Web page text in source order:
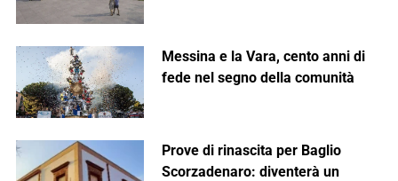
Messina e la Vara, cento anni di
fede nel segno della comunità
Prove di rinascita per Baglio
Scorzadenaro: diventerà un